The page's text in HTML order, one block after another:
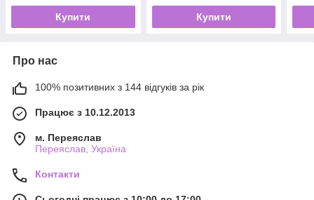
Купити Купити
Про нас
100% позитивних з 144 відгуків за рік
Працює з 10.12.2013
м. Переяслав
Переяслав, Україна
Контакти